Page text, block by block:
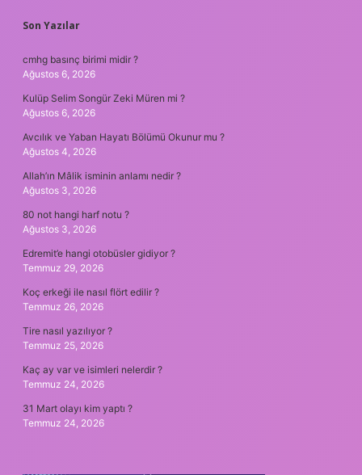
SIDEBAR
Son Yazılar
cmhg basınç birimi midir ?
Ağustos 6, 2026
Kulüp Selim Songür Zeki Müren mi ?
Ağustos 6, 2026
Avcılık ve Yaban Hayatı Bölümü Okunur mu ?
Ağustos 4, 2026
Allah’ın Mâlik isminin anlamı nedir ?
Ağustos 3, 2026
80 not hangi harf notu ?
Ağustos 3, 2026
Edremit’e hangi otobüsler gidiyor ?
Temmuz 29, 2026
Koç erkeği ile nasıl flört edilir ?
Temmuz 26, 2026
Tire nasıl yazılıyor ?
Temmuz 25, 2026
Kaç ay var ve isimleri nelerdir ?
Temmuz 24, 2026
31 Mart olayı kim yaptı ?
Temmuz 24, 2026